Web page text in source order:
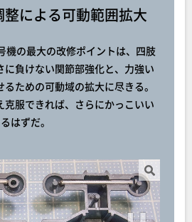
による可動範囲拡大
機の最大の改修ポイントは、四肢
に負けない関節部強化と、力強い
ための可動域の拡大に尽きる。
克服できれば、さらにかっこいい
はずだ。